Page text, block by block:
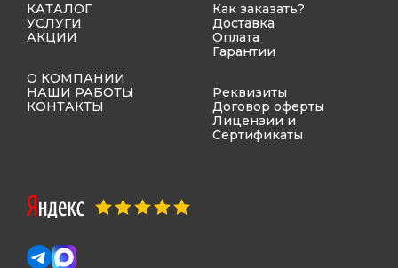
КАТАЛОГ
УСЛУГИ
АКЦИИ
О КОМПАНИИ
НАШИ РАБОТЫ
КОНТАКТЫ
Как заказать?
Доставка
Оплата
Гарантии
Реквизиты
Договор оферты
Лицензии и
Сертификаты